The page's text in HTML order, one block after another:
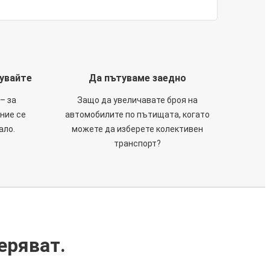
за
се
Да пътуваме заедно
Защо да увеличавате броя на
автомобилите по пътищата, когато
можете да изберете колективен
транспорт?